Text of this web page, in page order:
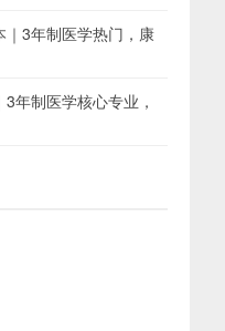
｜3年制医学热门，康
年制医学核心专业，